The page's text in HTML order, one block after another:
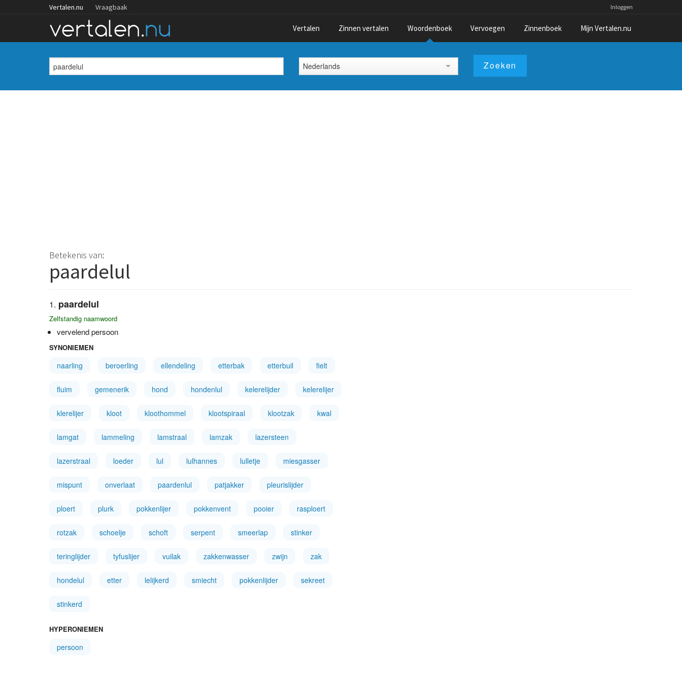
Vertalen.nu Vraagbaak Inloggen
Vertalen Zinnen vertalen Woordenboek Vervoegen Zinnenboek Mijn Vertalen.nu
Nederlands
Betekenis van:
paardelul
paardelul
Zelfstandig naamwoord
vervelend persoon
SYNONIEMEN
naarling beroerling ellendeling etterbak etterbuil fielt
fluim gemenerik hond hondenlul kelerelijder kelerelijer
klerelijer kloot kloothommel klootspiraal klootzak kwal
lamgat lammeling lamstraal lamzak lazersteen
lazerstraal loeder lul lulhannes lulletje miesgasser
mispunt onverlaat paardenlul patjakker pleurislijder
ploert plurk pokkenlijer pokkenvent pooier rasploert
rotzak schoelje schoft serpent smeerlap stinker
teringlijder tyfuslijer vuilak zakkenwasser zwijn zak
hondelul etter lelijkerd smiecht pokkenlijder sekreet
stinkerd
HYPERONIEMEN
persoon